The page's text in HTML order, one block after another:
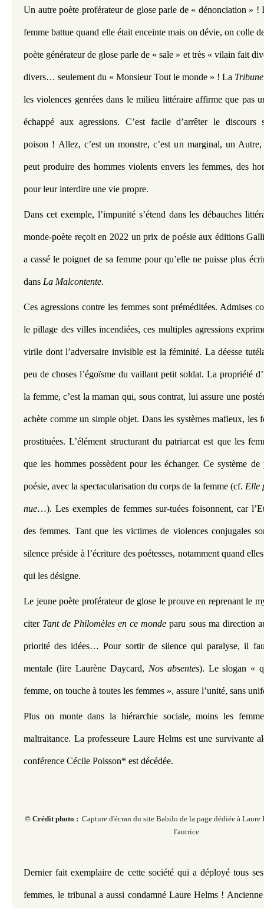
Un autre poète proférateur de glose parle de « dénonciation » !
femme battue quand elle était enceinte mais on dévie, on colle
poète générateur de glose parle de « sale » et très « vilain fait
divers… seulement du « Monsieur Tout le monde » ! La
les violences genrées dans le milieu littéraire affirme que pas
échappé aux agressions. C’est facile d’arrêter le
poison ! Allez, c’est un monstre, c’est un marginal, un
peut produire des hommes violents envers les femmes, des
pour leur interdire une vie propre.
Dans cet exemple, l’impunité s’étend dans les débauches
monde-poète reçoit en 2022 un prix de poésie aux éditions
a cassé le poignet de sa femme pour qu’elle ne puisse plus
dans La Malcontente.
Ces agressions contre les femmes sont préméditées. Admises
le pillage des villes incendiées, ces multiples agressions
virile dont l’adversaire invisible est la féminité. La déesse
peu de choses l’égoïsme du vaillant petit soldat. La propriété
la femme, c’est la maman qui, sous contrat, lui assure une
achète comme un simple objet. Dans les systèmes mafieux, les
prostituées. L’élément structurant du patriarcat est que les
que les hommes possèdent pour les échanger. Ce système
poésie, avec la spectacularisation du corps de la femme (cf. Elle
nue…). Les exemples de femmes sur-tuées foisonnent, car
des femmes. Tant que les victimes de violences conjugales
silence préside à l’écriture des poétesses, notamment quand
qui les désigne.
Le jeune poète proférateur de glose le prouve en reprenant le
citer Tant de Philomèles en ce monde paru sous ma direction
priorité des idées… Pour sortir de silence qui paralyse, il
mentale (lire Laurène Daycard, Nos absentes). Le slogan «
femme, on touche à toutes les femmes », assure l’unité, sans
Plus on monte dans la hiérarchie sociale, moins les
maltraitance. La professeure Laure Helms est une survivante
conférence Cécile Poisson* est décédée.
© Crédit photo : Capture d'écran du site Babilo de la page dédiée à
l'autrice.
Dernier fait exemplaire de cette société qui a déployé tous
femmes, le tribunal a aussi condamné Laure Helms !